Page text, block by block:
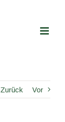
Zurück Vor